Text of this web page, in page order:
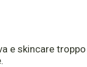
e skincare troppo